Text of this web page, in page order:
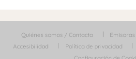
Quiénes somos / Contacta Emisoras
Accesibilidad
Política de privacidad